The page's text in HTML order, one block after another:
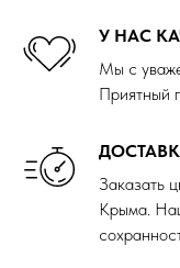
У НАС
Мы с
Приятный
Заказать
Крыма.